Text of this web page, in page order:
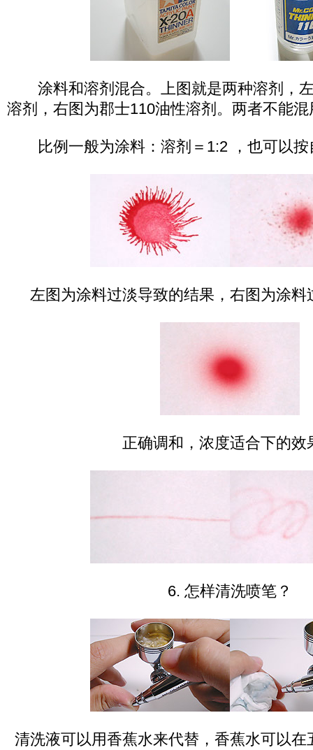
涂料和溶剂混合。上图就是两种溶剂，
溶剂，右图为郡士110油性溶剂。两者不能混
比例一般为涂料：溶剂＝1:2 ，也可以按
左图为涂料过淡导致的结果，右图为涂料
正确调和，浓度适合下的效
6. 怎样清洗喷笔？
清洗液可以用香蕉水来代替，香蕉水可以在